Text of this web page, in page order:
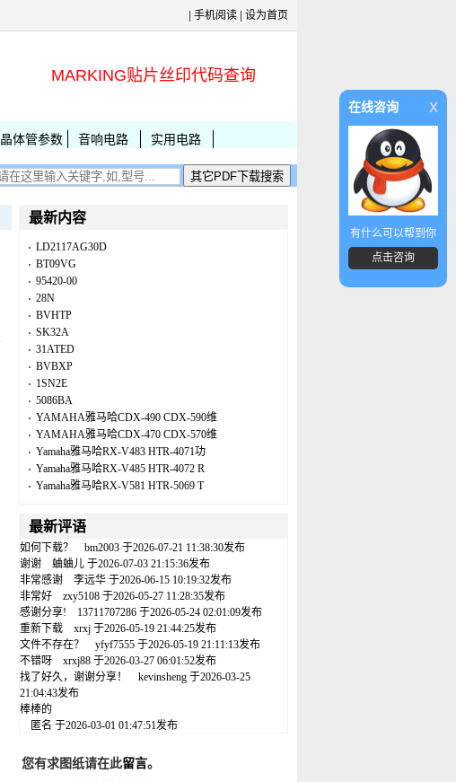
手机阅读 设为首页
MARKING贴片丝印代码查询
晶体管参数 音响电路 实用电路
最新内容
LD2117AG30D
BT09VG
95420-00
28N
BVHTP
SK32A
31ATED
BVBXP
1SN2E
5086BA
YAMAHA雅马哈CDX-490 CDX-590维
YAMAHA雅马哈CDX-470 CDX-570维
Yamaha雅马哈RX-V483 HTR-4071功
Yamaha雅马哈RX-V485 HTR-4072 R
Yamaha雅马哈RX-V581 HTR-5069 T
最新评语
如何下载？ bm2003 于2026-07-21 11:38:30发布
谢谢
蛐蛐儿 于2026-07-03 21:15:36发布
非常感谢
李远华 于2026-06-15 10:19:32发布
非常好
zxy5108 于2026-05-27 11:28:35发布
感谢分享!
13711707286 于2026-05-24 02:01:09发布
重新下载
xrxj 于2026-05-19 21:44:25发布
文件不存在？
yfyf7555 于2026-05-19 21:11:13发布
不错呀
xrxj88 于2026-03-27 06:01:52发布
找了好久，谢谢分享！
kevinsheng 于2026-03-25
21:04:43发布
棒棒的
匿名 于2026-03-01 01:47:51发布
您有求图纸请在此留言。
在线咨询 x
有什么可以帮到你
点击咨询